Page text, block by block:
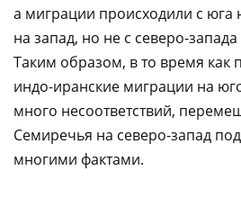
а миграции происходили с юга
на запад, но не с северо-
Таким образом, в то время как
индо-иранские миграции на
много несоответствий,
Семиречья на северо-запад
многими фактами.